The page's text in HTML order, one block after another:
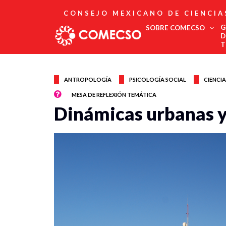
CONSEJO MEXICANO DE
SOBRE COMECSO
Asociados
Fundadores
Comité Editorial
ANTROPOLOGÍA PSICOLOGÍA SOCIAL
MESA DE REFLEXIÓN TEMÁTICA
Dinámicas urbanas